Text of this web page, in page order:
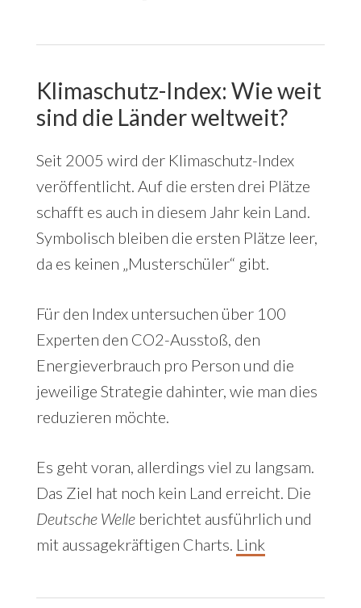
Klimaschutz-Index: Wie weit
sind die Länder weltweit?
Seit 2005 wird der Klimaschutz-Index
veröffentlicht. Auf die ersten drei Plätze
schafft es auch in diesem Jahr kein Land.
Symbolisch bleiben die ersten Plätze leer,
da es keinen „Musterschüler“ gibt.
Für den Index untersuchen über 100
Experten den CO2-Ausstoß, den
Energieverbrauch pro Person und die
jeweilige Strategie dahinter, wie man dies
reduzieren möchte.
Es geht voran, allerdings viel zu langsam.
Das Ziel hat noch kein Land erreicht. Die
Deutsche Welleberichtet ausführlich und
mit aussagekräftigen Charts. Link